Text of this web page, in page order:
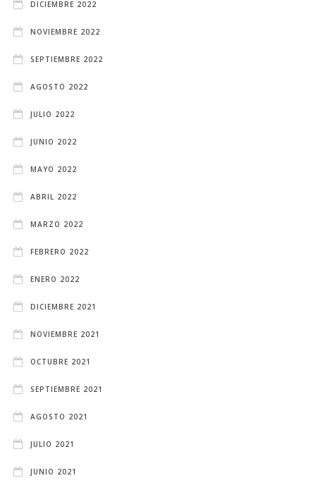
DICIEMBRE 2022
NOVIEMBRE 2022
SEPTIEMBRE 2022
AGOSTO 2022
JULIO 2022
JUNIO 2022
MAYO 2022
ABRIL 2022
MARZO 2022
FEBRERO 2022
ENERO 2022
DICIEMBRE 2021
NOVIEMBRE 2021
OCTUBRE 2021
SEPTIEMBRE 2021
AGOSTO 2021
JULIO 2021
JUNIO 2021